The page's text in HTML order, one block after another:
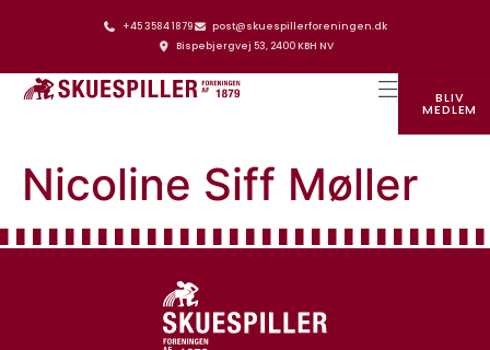
+45 3584 1879
post@skuespillerforeningen.dk
Bispebjergvej 53, 2400 KBH NV
BLIV
MEDLEM
Nicoline Siff Møller